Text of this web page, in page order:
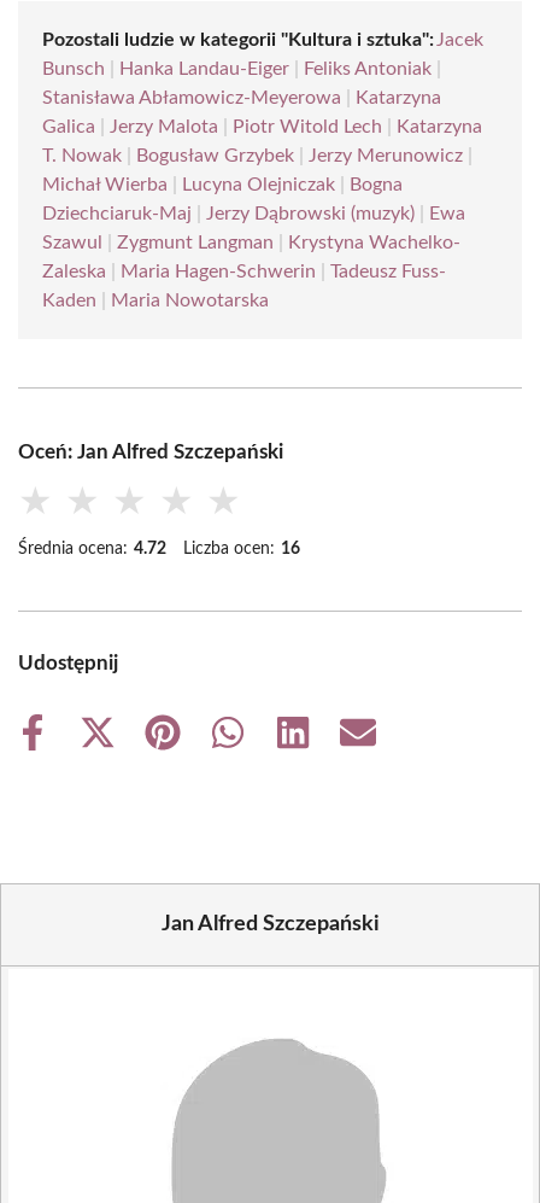
Pozostali ludzie w kategorii "Kultura i sztuka": Jacek
Bunsch
Hanka Landau-Eiger Feliks Antoniak
Stanisława Abłamowicz-Meyerowa
Katarzyna
Galica
Jerzy Malota Piotr Witold Lech
Katarzyna
T. Nowak
Bogusław Grzybek Jerzy Merunowicz
Michał Wierba
Lucyna Olejniczak
Bogna
Dziechciaruk-Maj
Jerzy Dąbrowski (muzyk)
Ewa
Szawul
Zygmunt Langman
Krystyna Wachelko-
Zaleska
Maria Hagen-Schwerin
Tadeusz Fuss-
Kaden
Maria Nowotarska
Oceń: Jan Alfred Szczepański
★ ★ ★ ★ ★
Średnia ocena: 4.72 Liczba ocen: 16
Udostępnij
Share
Share
Share
Share
Share
Share
Jan Alfred Szczepański